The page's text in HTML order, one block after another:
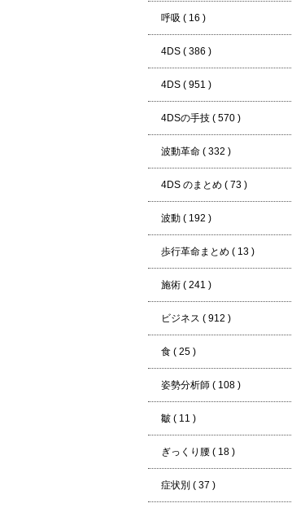
呼吸 ( 16 )
4DS ( 386 )
4DS ( 951 )
4DSの手技 ( 570 )
波動革命 ( 332 )
4DS のまとめ ( 73 )
波動 ( 192 )
歩行革命まとめ ( 13 )
施術 ( 241 )
ビジネス ( 912 )
食 ( 25 )
姿勢分析師 ( 108 )
皺 ( 11 )
ぎっくり腰 ( 18 )
症状別 ( 37 )